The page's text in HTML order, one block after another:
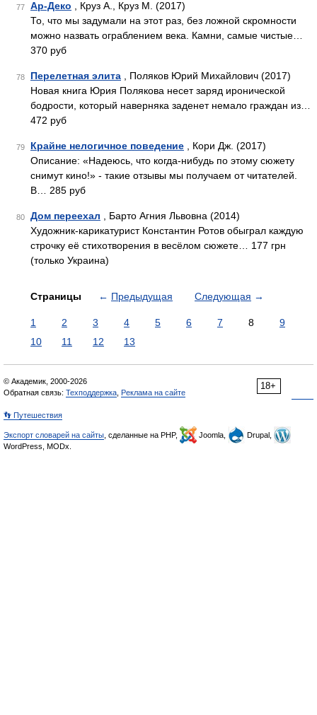
77 Ар-Деко , Круз А., Круз М. (2017)
То, что мы задумали на этот раз, без ложной скромности
можно назвать ограблением века. Камни, самые чистые…
370 руб
78 Перелетная элита , Поляков Юрий Михайлович (2017)
Новая книга Юрия Полякова несет заряд иронической
бодрости, который наверняка заденет немало граждан из…
472 руб
79 Крайне нелогичное поведение , Кори Дж. (2017)
Описание: «Надеюсь, что когда-нибудь по этому сюжету
снимут кино!» - такие отзывы мы получаем от читателей.
В… 285 руб
80 Дом переехал , Барто Агния Львовна (2014)
Художник-карикатурист Константин Ротов обыграл каждую
строчку её стихотворения в весёлом сюжете… 177 грн
(только Украина)
Страницы ← Предыдущая Следующая →
1 2 3 4 5 6 7 8
9
10
11 12 13
18+
© Академик, 2000-2026
Обратная связь: Техподдержка Реклама на сайте
👣 Путешествия
Экспорт словарей на сайты , сделанные на PHP, Joomla,
Drupal,
WordPress, MODx.